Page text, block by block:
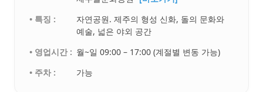
• 특징 :
자연공원. 제주의 형성 신화, 돌의 문화와
예술, 넓은 야외 공간
• 영업시간 : 월~일 09:00 – 17:00 (계절별 변동 가능)
• 주차 :
가능